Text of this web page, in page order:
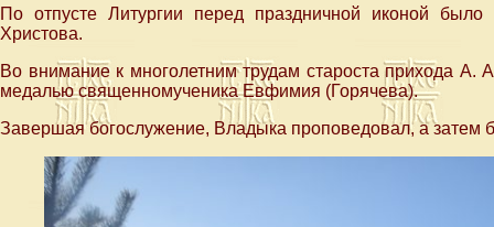
По отпусте Литургии перед праздничной иконой
Христова.
Во внимание к многолетним трудам староста прихода
медалью священномученика Евфимия (Горячева).
Завершая богослужение, Владыка проповедовал, а затем